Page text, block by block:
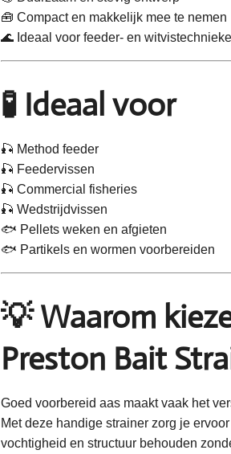
🧰 Compact en makkelijk mee te nemen
🌊 Ideaal voor feeder- en
🧪 Ideaal voor
🎣 Method feeder
🎣 Feedervissen
🎣 Commercial fisheries
🎣 Wedstrijdvissen
🐟 Pellets weken en afgieten
🐟 Partikels en wormen voorbereiden
💡 Waarom
Preston Bait
Goed voorbereid aas maakt vaak het
Met deze handige strainer zorg je
vochtigheid en structuur behouden